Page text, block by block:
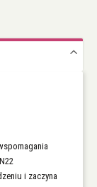
i zaczyna